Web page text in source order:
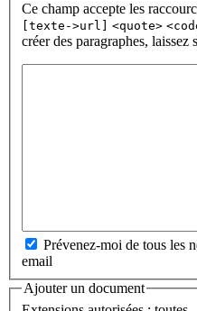
Ce champ accepte les
[texte->url]
<quote>
créer des paragraphes,
Prévenez-moi de tous les
email
Ajouter un document